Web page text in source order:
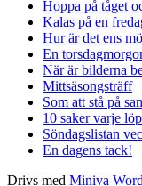
Hoppa på tåget
Kalas på en
Hur är det ens
En
När är bilderna
Mittsäsongsträff
Som att stå på
10 saker varje
Söndagslistan
En dagens tack!
Drivs med Miniva